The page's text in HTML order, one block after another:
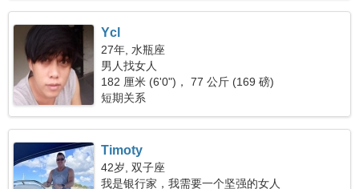
Ycl
27年, 水瓶座
男人找女人
182 厘米 (6'0")， 77 公斤 (169 磅)
短期关系
Timoty
42岁, 双子座
我是银行家，我需要一个坚强的女人